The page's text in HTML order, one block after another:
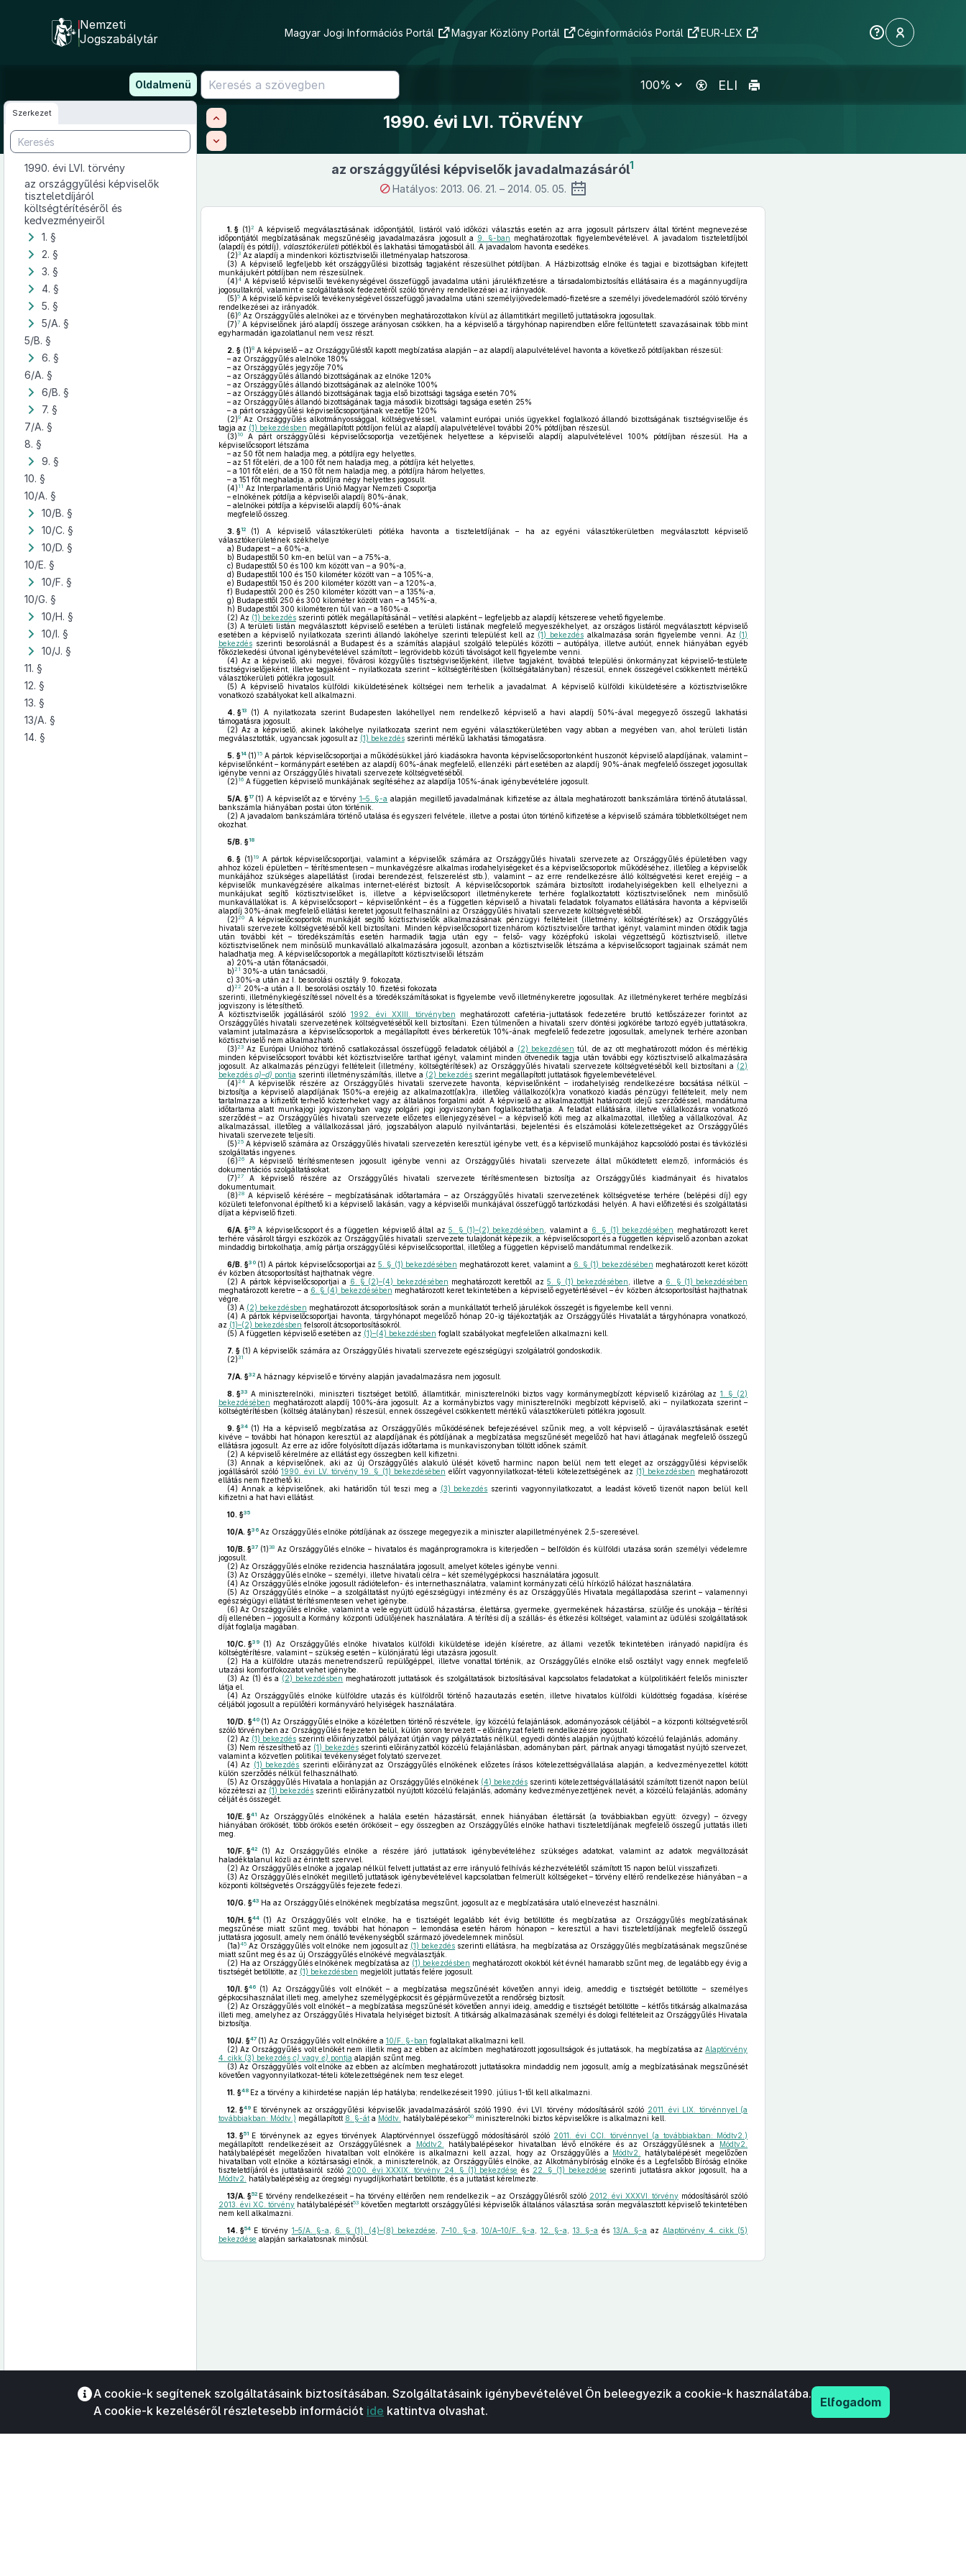
tartalomra
Nemzeti
Jogszabálytár
Magyar Jogi Információs Portál Magyar Közlöny Portál Céginformációs Portál EUR-LEX
Oldalmenü ELI
Szerkezet
1990. évi LVI. törvény
az országgyűlési képviselők
tiszteletdíjáról
költségtérítéséről és
kedvezményeiről
1. §
2. §
3. §
4. §
5. §
5/A. §
5/B. §
6. §
6/A. §
6/B. §
7. §
7/A. §
8. §
9. §
10. §
10/A. §
10/B. §
10/C. §
10/D. §
10/E. §
10/F. §
10/G. §
10/H. §
10/I. §
10/J. §
11. §
12. §
13. §
13/A. §
14. §
Az oldalmenübe visszatéréshez
ALT + S billentyűket.
1990. évi LVI. TÖRVÉNY
az országgyűlési képviselők javadalmazásáról1
Hatályos: 2013. 06. 21. – 2014. 05. 05.
1. §(1)2
A képviselő megválasztásának időpontjától, listáról való időközi választás esetén az arra jogosult pártszerv által történt megnevezése
időpontjától megbízatásának megszűnéséig javadalmazásra jogosult a 9. §-ban meghatározottak figyelembevételével. A javadalom tiszteletdíjból
(alapdíj és pótdíj), választókerületipótlékból és lakhatási támogatásból áll. A javadalom havonta esedékes.
(2)3Az alapdíj a mindenkori köztisztviselői illetményalap hatszorosa.
(3) A képviselő legfeljebb két országgyűlési bizottság tagjaként részesülhet pótdíjban. A Házbizottság elnöke és tagjai e bizottságban kifejtett
munkájukért pótdíjban nem részesülnek.
(4)4A képviselő képviselői tevékenységével összefüggő javadalma utáni járulékfizetésre a társadalombiztosítás ellátásaira és a magánnyugdíjra
jogosultakról, valamint e szolgáltatások fedezetéről szóló törvény rendelkezései az irányadók.
(5)5A képviselő képviselői tevékenységével összefüggő javadalma utáni személyijövedelemadó-fizetésre a személyi jövedelemadóról szóló törvény
rendelkezései az irányadók.
(6)6Az Országgyűlés alelnökei az e törvényben meghatározottakon kívül az államtitkárt megillető juttatásokra jogosultak.
(7)7A képviselőnek járó alapdíj összege arányosan csökken, ha a képviselő a tárgyhónap napirendben előre feltüntetett szavazásainak több mint
egyharmadán igazolatlanul nem vesz részt.
2. §(1)8A képviselő – az Országgyűléstől kapott megbízatása alapján – az alapdíj alapulvételével havonta a következő pótdíjakban részesül:
– az Országgyűlés alelnöke 180%
– az Országgyűlés jegyzője 70%
– az Országgyűlés állandó bizottságának az elnöke 120%
– az Országgyűlés állandó bizottságának az alelnöke 100%
– az Országgyűlés állandó bizottságának tagja első bizottsági tagsága esetén 70%
– az Országgyűlés állandó bizottságának tagja második bizottsági tagsága esetén 25%
– a párt országgyűlési képviselőcsoportjának vezetője 120%
(2)9Az Országgyűlés alkotmányossággal, költségvetéssel, valamint európai uniós ügyekkel foglalkozó állandó bizottságának tisztségviselője és
tagja az (1) bekezdésben megállapított pótdíjon felül az alapdíj alapulvételével további 20% pótdíjban részesül.
(3) 10A párt országgyűlési képviselőcsoportja vezetőjének helyettese a képviselői alapdíj alapulvételével 100% pótdíjban részesül. Ha a
képviselőcsoport létszáma
– az 50 főt nem haladja meg, a pótdíjra egy helyettes,
– az 51 főt eléri, de a 100 főt nem haladja meg, a pótdíjra két helyettes,
– a 101 főt eléri, de a 150 főt nem haladja meg, a pótdíjra három helyettes,
– a 151 főt meghaladja, a pótdíjra négy helyettes jogosult.
(4) 11 Az Interparlamentáris Unió Magyar Nemzeti Csoportja
– elnökének pótdíja a képviselői alapdíj 80%-ának,
– alelnökei pótdíja a képviselői alapdíj 60%-ának
megfelelő összeg.
3. §12 (1)
A képviselő választókerületi pótléka havonta a tiszteletdíjának – ha az egyéni választókerületben megválasztott képviselő
választókerületének székhelye
a) Budapest – a 60%-a,
b) Budapesttől 50 km-en belül van – a 75%-a,
c) Budapesttől 50 és 100 km között van – a 90%-a,
d) Budapesttől 100 és 150 kilométer között van – a 105%-a,
e) Budapesttől 150 és 200 kilométer között van – a 120%-a,
f) Budapesttől 200 és 250 kilométer között van – a 135%-a,
g) Budapesttől 250 és 300 kilométer között van – a 145%-a,
h) Budapesttől 300 kilométeren túl van – a 160%-a.
(2) Az (1) bekezdésszerinti pótlék megállapításánál – vetítési alapként – legfeljebb az alapdíj kétszerese vehető figyelembe.
(3) A területi listán megválasztott képviselő esetében a területi listának megfelelő megyeszékhelyet, az országos listáról megválasztott képviselő
esetében a képviselő nyilatkozata szerinti állandó lakóhelye szerinti települést kell az (1) bekezdés alkalmazása során figyelembe venni. Az (1)
bekezdésszerinti besorolásnál a Budapest és a számítás alapjául szolgáló település közötti – autópálya, illetve autóút, ennek hiányában egyéb
főközlekedési útvonal igénybevételével számított – legrövidebb közúti távolságot kell figyelembe venni.
(4) Az a képviselő, aki megyei, fővárosi közgyűlés tisztségviselőjeként, illetve tagjaként, továbbá települési önkormányzat képviselő-testülete
tisztségviselőjeként, illetve tagjaként – nyilatkozata szerint – költségtérítésben (költségátalányban) részesül, ennek összegével csökkentett mértékű
választókerületi pótlékra jogosult.
(5) A képviselő hivatalos külföldi kiküldetésének költségei nem terhelik a javadalmat. A képviselő külföldi kiküldetésére a köztisztviselőkre
vonatkozó szabályokat kell alkalmazni.
4. §13 (1) A nyilatkozata szerint Budapesten lakóhellyel nem rendelkező képviselő a havi alapdíj 50%-ával megegyező összegű lakhatási
támogatásra jogosult.
(2) Az a képviselő, akinek lakóhelye nyilatkozata szerint nem egyéni választókerületében vagy abban a megyében van, ahol területi listán
megválasztották, ugyancsak jogosult az (1) bekezdésszerinti mértékű lakhatási támogatásra.
5. §14 (1) 15 A pártok képviselőcsoportjai a működésükkel járó kiadásokra havonta képviselőcsoportonként huszonöt képviselő alapdíjának, valamint –
képviselőnként – kormánypárt esetében az alapdíj 60%-ának megfelelő, ellenzéki párt esetében az alapdíj 90%-ának megfelelő összeget jogosultak
igénybe venni az Országgyűlés hivatali szervezete költségvetéséből.
(2) 16A független képviselő munkájának segítéséhez az alapdíja 105%-ának igénybevételére jogosult.
5/A. §17 (1) A képviselőt az e törvény 1–5. §-a alapján megillető javadalmának kifizetése az általa meghatározott bankszámlára történő átutalással,
bankszámla hiányában postai úton történik.
(2) A javadalom bankszámlára történő utalása és egyszeri felvétele, illetve a postai úton történő kifizetése a képviselő számára többletköltséget nem
okozhat.
5/B. §18
6. §(1) 19A pártok képviselőcsoportjai, valamint a képviselők számára az Országgyűlés hivatali szervezete az Országgyűlés épületében vagy
ahhoz közeli épületben – térítésmentesen – munkavégzésre alkalmas irodahelyiségeket és a képviselőcsoportok működéséhez, illetőleg a képviselők
munkájához szükséges alapellátást (irodai berendezést, felszerelést stb.), valamint – az erre rendelkezésre álló költségvetési keret erejéig – a
képviselők munkavégzésére alkalmas internet-elérést biztosít. A képviselőcsoportok számára biztosított irodahelyiségekben kell elhelyezni a
munkájukat segítő köztisztviselőket is, illetve a képviselőcsoport illetménykerete terhére foglalkoztatott köztisztviselőnek nem minősülő
munkavállalókat is. A képviselőcsoport – képviselőnként – és a független képviselő a hivatali feladatok folyamatos ellátására havonta a képviselői
alapdíj 30%-ának megfelelő ellátási keretet jogosult felhasználni az Országgyűlés hivatali szervezete költségvetéséből.
(2)20A képviselőcsoportok munkáját segítő köztisztviselők alkalmazásának pénzügyi feltételeit (illetmény, költségtérítések) az Országgyűlés
hivatali szervezete költségvetéséből kell biztosítani. Minden képviselőcsoport tizenhárom köztisztviselőre tarthat igényt, valamint minden ötödik tagja
után további két – töredékszámítás esetén harmadik tagja után egy – felső- vagy középfokú iskolai végzettségű köztisztviselő, illetve
köztisztviselőnek nem minősülő munkavállaló alkalmazására jogosult, azonban a köztisztviselők létszáma a képviselőcsoport tagjainak számát nem
haladhatja meg. A képviselőcsoportok a megállapított köztisztviselői létszám
a) 20%-a után főtanácsadói,
b)21 30%-a után tanácsadói,
c) 30%-a után az I. besorolási osztály 9. fokozata,
d)22 20%-a után a II. besorolási osztály 10. fizetési fokozata
szerinti, illetménykiegészítéssel növelt és a töredékszámításokat is figyelembe vevő illetménykeretre jogosultak. Az illetménykeret terhére megbízási
jogviszony is létesíthető.
A köztisztviselők jogállásáról szóló1992. évi XXIII. törvényben meghatározott cafetéria-juttatások fedezetére bruttó kettőszázezer forintot az
Országgyűlés hivatali szervezetének költségvetéséből kell biztosítani. Ezen túlmenően a hivatali szerv döntési jogkörébe tartozó egyéb juttatásokra,
valamint jutalmazásra a képviselőcsoportok a megállapított éves bérkeretük 10%-ának megfelelő fedezetre jogosultak, amelynek terhére azonban
köztisztviselő nem alkalmazható.
(3)23Az Európai Unióhoz történő csatlakozással összefüggő feladatok céljából a (2) bekezdésen túl, de az ott meghatározott módon és mértékig
minden képviselőcsoport további két köztisztviselőre tarthat igényt, valamint minden ötvenedik tagja után további egy köztisztviselő alkalmazására
jogosult. Az alkalmazás pénzügyi feltételeit (illetmény, költségtérítések) az Országgyűlés hivatali szervezete költségvetéséből kell biztosítani a (2)
bekezdés a)–d) pontja szerinti illetményszámítás, illetve a (2) bekezdésszerint megállapított juttatások figyelembevételével.
(4)24A képviselők részére az Országgyűlés hivatali szervezete havonta, képviselőnként – irodahelyiség rendelkezésre bocsátása nélkül –
biztosítja a képviselő alapdíjának 150%-a erejéig az alkalmazott(ak)ra, illetőleg vállalkozó(k)ra vonatkozó kiadás pénzügyi feltételeit, mely nem
tartalmazza a kifizetőt terhelő közterheket vagy az általános forgalmi adót. A képviselő az alkalmazottját határozott idejű szerződéssel, mandátuma
időtartama alatt munkajogi jogviszonyban vagy polgári jogi jogviszonyban foglalkoztathatja. A feladat ellátására, illetve vállalkozásra vonatkozó
szerződést – az Országgyűlés hivatali szervezete előzetes ellenjegyzésével – a képviselő köti meg az alkalmazottal, illetőleg a vállalkozóval. Az
alkalmazással, illetőleg a vállalkozással járó, jogszabályon alapuló nyilvántartási, bejelentési és elszámolási kötelezettségeket az Országgyűlés
hivatali szervezete teljesíti.
(5)25A képviselő számára az Országgyűlés hivatali szervezetén keresztül igénybe vett, és a képviselő munkájához kapcsolódó postai és távközlési
szolgáltatás ingyenes.
(6)26A képviselő térítésmentesen jogosult igénybe venni az Országgyűlés hivatali szervezete által működtetett elemző, információs és
dokumentációs szolgáltatásokat.
(7)27A képviselő részére az Országgyűlés hivatali szervezete térítésmentesen biztosítja az Országgyűlés kiadmányait és hivatalos
dokumentumait.
(8)28A képviselő kérésére – megbízatásának időtartamára – az Országgyűlés hivatali szervezetének költségvetése terhére (belépési díj) egy
közületi telefonvonal építhető ki a képviselő lakásán, vagy a képviselői munkájával összefüggő tartózkodási helyén. A havi előfizetési és szolgáltatási
díjat a képviselő fizeti.
6/A. §29 A képviselőcsoport és a független képviselő által az5. § (1)–(2) bekezdésében , valamint a 6. § (1) bekezdésében meghatározott keret
terhére vásárolt tárgyi eszközök az Országgyűlés hivatali szervezete tulajdonát képezik, a képviselőcsoport és a független képviselő azonban azokat
mindaddig birtokolhatja, amíg pártja országgyűlési képviselőcsoporttal, illetőleg a független képviselő mandátummal rendelkezik.
6/B. §30 (1) A pártok képviselőcsoportjai az5. § (1) bekezdésében meghatározott keret, valamint a 6. § (1) bekezdésében meghatározott keret között
év közben átcsoportosítást hajthatnak végre.
(2) A pártok képviselőcsoportjai a 6. § (2)–(4) bekezdésében meghatározott keretből az5. § (1) bekezdésében , illetve a 6. § (1) bekezdésében
meghatározott keretre – a 6. § (4) bekezdésében meghatározott keret tekintetében a képviselő egyetértésével – év közben átcsoportosítást hajthatnak
végre.
(3) A (2) bekezdésben meghatározott átcsoportosítások során a munkáltatót terhelő járulékok összegét is figyelembe kell venni.
(4) A pártok képviselőcsoportjai havonta, tárgyhónapot megelőző hónap 20-ig tájékoztatják az Országgyűlés Hivatalát a tárgyhónapra vonatkozó,
az (1)–(2) bekezdésben felsorolt átcsoportosításokról.
(5) A független képviselő esetében az (1)–(4) bekezdésben foglalt szabályokat megfelelően alkalmazni kell.
7. §(1) A képviselők számára az Országgyűlés hivatali szervezete egészségügyi szolgálatról gondoskodik.
(2)31
7/A. §32 A háznagy képviselő e törvény alapján javadalmazásra nem jogosult.
8. §33 A miniszterelnöki, miniszteri tisztséget betöltő, államtitkár, miniszterelnöki biztos vagy kormánymegbízott képviselő kizárólag az 1. § (2)
bekezdésében meghatározott alapdíj 100%-ára jogosult. Az a kormánybiztos vagy miniszterelnöki megbízott képviselő, aki – nyilatkozata szerint –
költségtérítésben (költség átalányban) részesül, ennek összegével csökkentett mértékű választókerületi pótlékra jogosult.
9. §34 (1) Ha a képviselő megbízatása az Országgyűlés működésének befejezésével szűnik meg, a volt képviselő – újraválasztásának esetét
kivéve – további hat hónapon keresztül az alapdíjának és pótdíjának a megbízatása megszűnését megelőző hat havi átlagának megfelelő összegű
ellátásra jogosult. Az erre az időre folyósított díjazás időtartama is munkaviszonyban töltött időnek számít.
(2) A képviselő kérelmére az ellátást egy összegben kell kifizetni.
(3) Annak a képviselőnek, aki az új Országgyűlés alakuló ülését követő harminc napon belül nem tett eleget az országgyűlési képviselők
jogállásáról szóló1990. évi LV. törvény 19. § (1) bekezdésében előírt vagyonnyilatkozat-tételi kötelezettségének az (1) bekezdésben meghatározott
ellátás nem fizethető ki.
(4) Annak a képviselőnek, aki határidőn túl teszi meg a (3) bekezdés szerinti vagyonnyilatkozatot, a leadást követő tizenöt napon belül kell
kifizetni a hat havi ellátást.
10. §35
10/A. §36 Az Országgyűlés elnöke pótdíjának az összege megegyezik a miniszter alapilletményének 2,5-szeresével.
10/B. §37 (1)38Az Országgyűlés elnöke – hivatalos és magánprogramokra is kiterjedően – belföldön és külföldi utazása során személyi védelemre
jogosult.
(2) Az Országgyűlés elnöke rezidencia használatára jogosult, amelyet köteles igénybe venni.
(3) Az Országgyűlés elnöke – személyi, illetve hivatali célra – két személygépkocsi használatára jogosult.
(4) Az Országgyűlés elnöke jogosult rádiótelefon- és internethasználatra, valamint kormányzati célú hírközlő hálózat használatára.
(5) Az Országgyűlés elnöke – a szolgáltatást nyújtó egészségügyi intézmény és az Országgyűlés Hivatala megállapodása szerint – valamennyi
egészségügyi ellátást térítésmentesen vehet igénybe.
(6) Az Országgyűlés elnöke, valamint a vele együtt üdülő házastársa, élettársa, gyermeke, gyermekének házastársa, szülője és unokája – térítési
díj ellenében – jogosult a Kormány központi üdülőjének használatára. A térítési díj a szállás- és étkezési költséget, valamint az üdülési szolgáltatások
díját foglalja magában.
10/C. §39 (1) Az Országgyűlés elnöke hivatalos külföldi kiküldetése idején kíséretre, az állami vezetők tekintetében irányadó napidíjra és
költségtérítésre, valamint – szükség esetén – különjáratú légi utazásra jogosult.
(2) Ha a külföldre utazás menetrendszerű repülőgéppel, illetve vonattal történik, az Országgyűlés elnöke első osztályt vagy ennek megfelelő
utazási komfortfokozatot vehet igénybe.
(3) Az (1) és a (2) bekezdésben meghatározott juttatások és szolgáltatások biztosításával kapcsolatos feladatokat a külpolitikáért felelős miniszter
látja el.
(4) Az Országgyűlés elnöke külföldre utazás és külföldről történő hazautazás esetén, illetve hivatalos külföldi küldöttség fogadása, kísérése
céljából jogosult a repülőtéri kormányváró helyiségek használatára.
10/D. §40 (1) Az Országgyűlés elnöke a közéletben történő részvétele, így közcélú felajánlások, adományozások céljából – a központi költségvetésről
szóló törvényben az Országgyűlés fejezeten belül, külön soron tervezett – előirányzat feletti rendelkezésre jogosult.
(2) Az (1) bekezdésszerinti előirányzatból pályázat útján vagy pályáztatás nélkül, egyedi döntés alapján nyújtható közcélú felajánlás, adomány.
(3) Nem részesíthető az (1) bekezdésszerinti előirányzatból közcélú felajánlásban, adományban párt, pártnak anyagi támogatást nyújtó szervezet,
valamint a közvetlen politikai tevékenységet folytató szervezet.
(4) Az (1) bekezdés szerinti előirányzat az Országgyűlés elnökének előzetes írásos kötelezettségvállalása alapján, a kedvezményezettel kötött
külön szerződés nélkül felhasználható.
(5) Az Országgyűlés Hivatala a honlapján az Országgyűlés elnökének (4) bekezdés szerinti kötelezettségvállalásától számított tizenöt napon belül
közzéteszi az (1) bekezdés szerinti előirányzatból nyújtott közcélú felajánlás, adomány kedvezményezettjének nevét, a közcélú felajánlás, adomány
célját és összegét.
10/E. §41 Az Országgyűlés elnökének a halála esetén házastársát, ennek hiányában élettársát (a továbbiakban együtt: özvegy) – özvegy
hiányában örökösét, több örökös esetén örököseit – egy összegben az Országgyűlés elnöke hathavi tiszteletdíjának megfelelő összegű juttatás illeti
meg.
10/F. §42 (1) Az Országgyűlés elnöke a részére járó juttatások igénybevételéhez szükséges adatokat, valamint az adatok megváltozását
haladéktalanul közli az érintett szervvel.
(2) Az Országgyűlés elnöke a jogalap nélkül felvett juttatást az erre irányuló felhívás kézhezvételétől számított 15 napon belül visszafizeti.
(3) Az Országgyűlés elnökét megillető juttatások igénybevételével kapcsolatban felmerült költségeket – törvény eltérő rendelkezése hiányában – a
központi költségvetés Országgyűlés fejezete fedezi.
10/G. §43 Ha az Országgyűlés elnökének megbízatása megszűnt, jogosult az e megbízatására utaló elnevezést használni.
10/H. §44 (1)
Az Országgyűlés volt elnöke, ha e tisztségét legalább két évig betöltötte és megbízatása az Országgyűlés megbízatásának
megszűnése miatt szűnt meg, további hat hónapon – lemondása esetén három hónapon – keresztül a havi tiszteletdíjának megfelelő összegű
juttatásra jogosult, amely nem önálló tevékenységből származó jövedelemnek minősül.
(1a)45Az Országgyűlés volt elnöke nem jogosult az (1) bekezdés szerinti ellátásra, ha megbízatása az Országgyűlés megbízatásának megszűnése
miatt szűnt meg és az új Országgyűlés elnökévé megválasztják.
(2) Ha az Országgyűlés elnökének megbízatása az (1) bekezdésben meghatározott okokból két évnél hamarabb szűnt meg, de legalább egy évig a
tisztségét betöltötte, az (1) bekezdésben megjelölt juttatás felére jogosult.
10/I. §46 (1) Az Országgyűlés volt elnökét – a megbízatása megszűnését követően annyi ideig, ameddig e tisztségét betöltötte – személyes
gépkocsihasználat illeti meg, amelyhez személygépkocsit és gépjárművezetőt a rendőrség biztosít.
(2) Az Országgyűlés volt elnökét – a megbízatása megszűnését követően annyi ideig, ameddig e tisztségét betöltötte – kétfős titkárság alkalmazása
illeti meg, amelyhez az Országgyűlés Hivatala helyiséget biztosít. A titkárság alkalmazásának személyi és dologi feltételeit az Országgyűlés Hivatala
biztosítja.
10/J. §47 (1) Az Országgyűlés volt elnökére a 10/F. §-ban foglaltakat alkalmazni kell.
(2) Az Országgyűlés volt elnökét nem illetik meg az ebben az alcímben meghatározott jogosultságok és juttatások, ha megbízatása azAlaptörvény
4. cikk (3) bekezdés c) vagy e) pontja alapján szűnt meg.
(3) Az Országgyűlés volt elnöke az ebben az alcímben meghatározott juttatásokra mindaddig nem jogosult, amíg a megbízatásának megszűnését
követően vagyonnyilatkozat-tételi kötelezettségének nem tesz eleget.
11. §48 Ez a törvény a kihirdetése napján lép hatályba; rendelkezéseit 1990. július 1-től kell alkalmazni.
12. §49 E törvénynek az országgyűlési képviselők javadalmazásáról szóló 1990. évi LVI. törvény módosításáról szóló 2011. évi LIX. törvénnyel (a
továbbiakban: Módtv.) megállapított 8. §-áta Módtv. hatálybalépésekor50miniszterelnöki biztos képviselőkre is alkalmazni kell.
13. §51 E törvénynek az egyes törvények Alaptörvénnyel összefüggő módosításáról szóló 2011. évi CCI. törvénnyel (a továbbiakban: Módtv2.)
megállapított rendelkezéseit az Országgyűlésnek a
Módtv2. hatálybalépésekor hivatalban lévő elnökére és az Országgyűlésnek a Módtv2.
hatálybalépését megelőzően hivatalban volt elnökére is alkalmazni kell azzal, hogy az Országgyűlés a Módtv2.
hatálybalépését megelőzően
hivatalban volt elnöke a köztársasági elnök, a miniszterelnök, az Országgyűlés elnöke, az Alkotmánybíróság elnöke és a Legfelsőbb Bíróság elnöke
tiszteletdíjáról és juttatásairól szóló 2000. évi XXXIX. törvény 24. § (1) bekezdése és 22. § (1) bekezdése szerinti juttatásra akkor jogosult, ha a
Módtv2.
hatálybalépéséig az öregségi nyugdíjkorhatárt betöltötte, és a juttatást kérelmezte.
13/A. §52 E törvény rendelkezéseit – ha törvény eltérően nem rendelkezik – az Országgyűlésről szóló 2012. évi XXXVI. törvény módosításáról szóló
2013. évi XC. törvény hatálybalépését53 követően megtartott országgyűlési képviselők általános választása során megválasztott képviselő tekintetében
nem kell alkalmazni.
14. §54 E törvény 1–5/A. §-a 6. § (1), (4)–(8) bekezdése 7–10. §-a 10/A–10/F. §-a 12. §-a 13. §-a és13/A. §-a azAlaptörvény 4. cikk (5)
bekezdése alapján sarkalatosnak minősül.
A cookie-k segítenek szolgáltatásaink biztosításában. Szolgáltatásaink igénybevételével Ön beleegyezik a cookie-k használatába.
A cookie-k kezeléséről részletesebb információt ide kattintva olvashat.
Elfogadom